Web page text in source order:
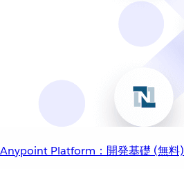
Anypoint Platform：開発基礎 (無料)